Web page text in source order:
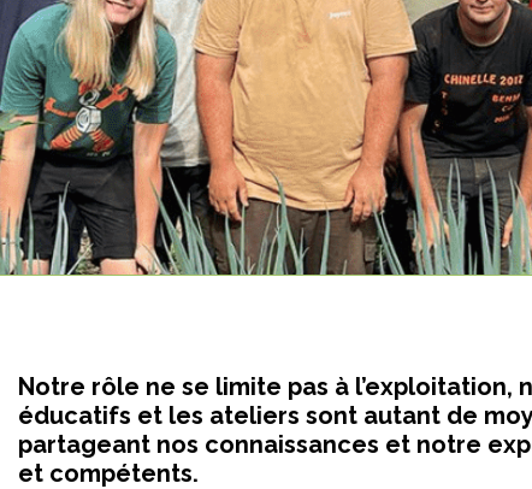
Notre rôle ne se limite pas à l’exploitation,
éducatifs et les ateliers sont autant de
partageant nos connaissances et notre
et compétents.